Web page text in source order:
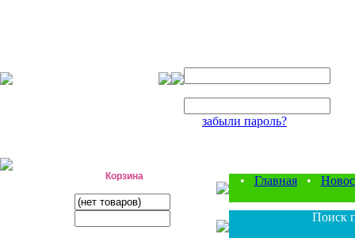
забыли пароль?
Корзина • Главная•
Поиск